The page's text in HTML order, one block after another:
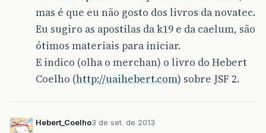
mas é que eu não gosto dos livros da novatec.
Eu sugiro as apostilas da k19 e da caelum, são
ótimos materiais para iniciar.
E indico (olha o merchan) o livro do Hebert
Coelho (http://uaihebert.com) sobre JSF 2.
Hebert_Coelho3 de set. de 2013